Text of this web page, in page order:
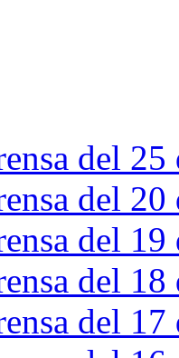
del
del
del
del
del